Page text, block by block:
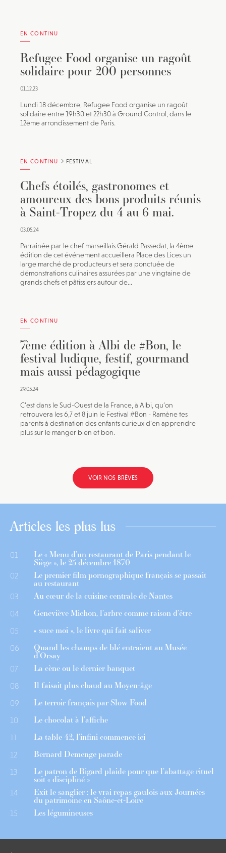
EN CONTINU
Refugee Food organise un ragoût
solidaire pour 200 personnes
01.12.23
Lundi 18 décembre, Refugee Food organise un ragoût
solidaire entre 19h30 et 22h30 à Ground Control, dans le
12ème arrondissement de Paris.
EN CONTINU FESTIVAL
Chefs étoilés, gastronomes et
amoureux des bons produits réunis
à Saint-Tropez du 4 au 6 mai.
03.05.24
Parrainée par le chef marseillais Gérald Passedat, la 4ème
édition de cet événement accueillera Place des Lices un
large marché de producteurs et sera ponctuée de
démonstrations culinaires assurées par une vingtaine de
grands chefs et pâtissiers autour de...
EN CONTINU
7ème édition à Albi de #Bon, le
festival ludique, festif, gourmand
mais aussi pédagogique
29.05.24
C’est dans le Sud-Ouest de la France, à Albi, qu’on
retrouvera les 6,7 et 8 juin le Festival #Bon - Ramène tes
parents à destination des enfants curieux d’en apprendre
plus sur le manger bien et bon.
VOIR NOS BRÈVES
Articles les plus lus
01 Le « Menu d’un restaurant de Paris pendant le
Siège », le 25 décembre 1870
02 Le premier film pornographique français se passait
au restaurant
03 Au cœur de la cuisine centrale de Nantes
04 Geneviève Michon, l’arbre comme raison d’être
05 « suce moi », le livre qui fait saliver
06 Quand les champs de blé entraient au Musée
d’Orsay
07 La cène ou le dernier banquet
08 Il faisait plus chaud au Moyen-âge
09 Le terroir français par Slow Food
10 Le chocolat à l’affiche
11 La table 42, l’infini commence ici
12 Bernard Demenge parade
13 Le patron de Bigard plaide pour que l’abattage rituel
soit « discipliné »
14 Exit le sanglier : le vrai repas gaulois aux Journées
du patrimoine en Saône-et-Loire
15 Les légumineuses